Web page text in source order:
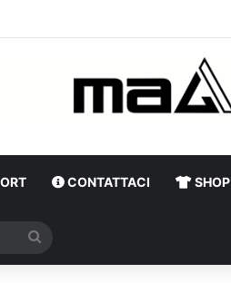
il focus sulla formazione granata
CONTATTACI SHOP